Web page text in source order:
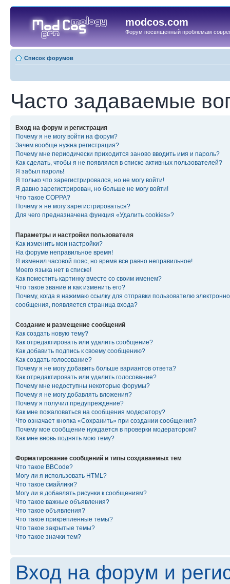
modcos.com
Форум посвященный проблемам
Список форумов
Часто задаваемые
Вход на форум и регистрация
Почему я не могу войти на форум?
Зачем вообще нужна регистрация?
Почему мне периодически приходится заново вводить имя и пароль?
Как сделать, чтобы я не появлялся в списке активных пользователей?
Я забыл пароль!
Я только что зарегистрировался, но не могу войти!
Я давно зарегистрирован, но больше не могу войти!
Что такое COPPA?
Почему я не могу зарегистрироваться?
Для чего предназначена функция «Удалить cookies»?
Параметры и настройки пользователя
Как изменить мои настройки?
На форуме неправильное время!
Я изменил часовой пояс, но время все равно неправильное!
Моего языка нет в списке!
Как поместить картинку вместе со своим именем?
Что такое звание и как изменить его?
Почему, когда я нажимаю ссылку для отправки пользователю
сообщения, появляется страница входа?
Создание и размещение сообщений
Как создать новую тему?
Как отредактировать или удалить сообщение?
Как добавить подпись к своему сообщению?
Как создать голосование?
Почему я не могу добавить больше вариантов ответа?
Как отредактировать или удалить голосование?
Почему мне недоступны некоторые форумы?
Почему я не могу добавлять вложения?
Почему я получил предупреждение?
Как мне пожаловаться на сообщения модератору?
Что означает кнопка «Сохранить» при создании сообщения?
Почему мое сообщение нуждается в проверки модератором?
Как мне вновь поднять мою тему?
Форматирование сообщений и типы создаваемых тем
Что такое BBCode?
Могу ли я использовать HTML?
Что такое смайлики?
Могу ли я добавлять рисунки к сообщениям?
Что такое важные объявления?
Что такое объявления?
Что такое прикрепленные темы?
Что такое закрытые темы?
Что такое значки тем?
Вход на форум и